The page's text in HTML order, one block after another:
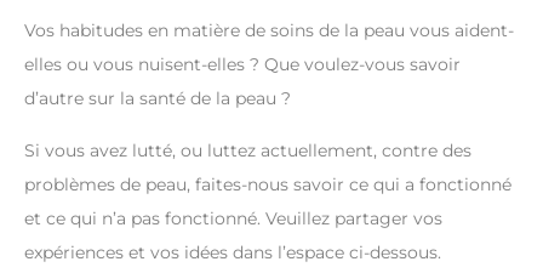
Vos habitudes en matière de soins de la peau vous aident-
elles ou vous nuisent-elles ? Que voulez-vous savoir
d’autre sur la santé de la peau ?
Si vous avez lutté, ou luttez actuellement, contre des
problèmes de peau, faites-nous savoir ce qui a fonctionné
et ce qui n’a pas fonctionné. Veuillez partager vos
expériences et vos idées dans l’espace ci-dessous.